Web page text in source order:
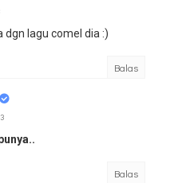
dgn lagu comel dia :)
Balas
Balas